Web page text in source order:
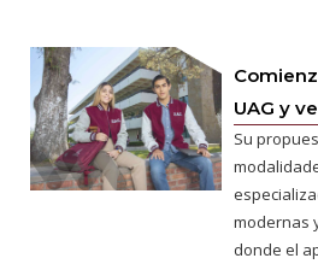
UAG y
Su
modernas
donde el